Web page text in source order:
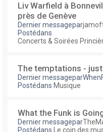
Liv Warfield à
près de Genève
Dernier messagepar
Postédans
Concerts & Soirées
The temptations -
Dernier messagepar
Postédans Musique
What the Funk is
Dernier messagepar
Postédans
Le coin des